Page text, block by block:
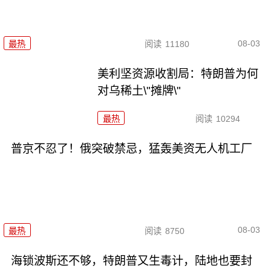
最热 阅读 11180 08-03
美利坚资源收割局：特朗普为何
对乌稀土\"摊牌\"
最热 阅读 10294
普京不忍了！俄突破禁忌，猛轰美资无人机工厂
最热 阅读 8750 08-03
海锁波斯还不够，特朗普又生毒计，陆地也要封